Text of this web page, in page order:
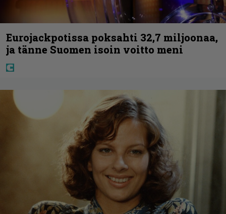
Eurojackpotissa poksahti 32,7 miljoonaa,
ja tänne Suomen isoin voitto meni